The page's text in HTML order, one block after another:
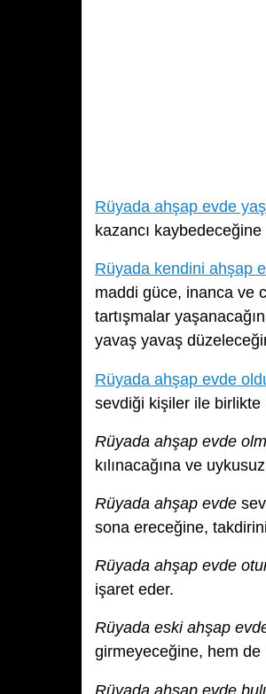
Rüyada ahşap evde
kazancı
Rüyada kendini ahşap
maddi güce, inanca ve
tartışmalar
yavaş yavaş
Rüyada ahşap evde
sevdiği kişiler ile birlikte
Rüyada ahşap evde
kılınacağına ve
Rüyada ahşap evde
sona ereceğine,
Rüyada ahşap evde
işaret eder.
Rüyada eski ahşap
girmeyeceğine, hem de
Rüyada ahşap evde